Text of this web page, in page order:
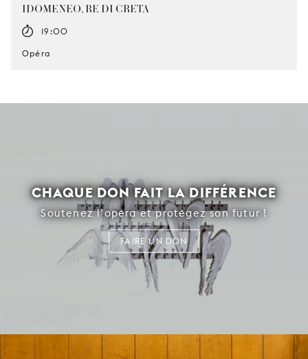
IDOMENEO, RE DI CRETA
19:00
Opéra
CHAQUE DON FAIT LA DIFFÉRENCE
Soutenez l’opéra et protégez son futur !
FAIRE UN DON